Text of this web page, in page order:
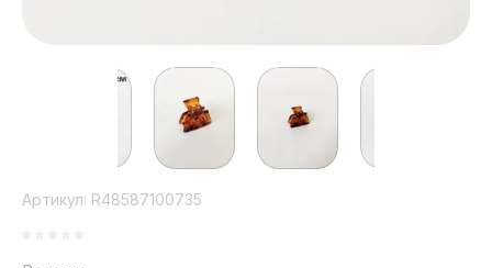
Артикул: R48587100735